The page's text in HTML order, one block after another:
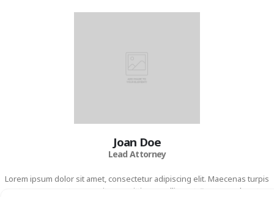
Joan Doe
Lead Attorney
Lorem ipsum dolor sit amet, consectetur adipiscing elit. Maecenas turpis
metus, congue at augue vitae, sagittis convallis erat. Fusce eu pharetra